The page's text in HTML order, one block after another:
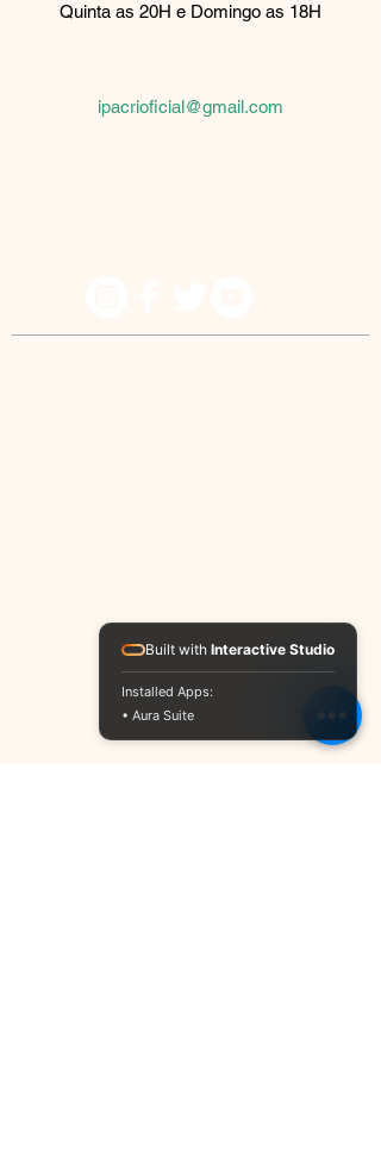
Quinta as 20H e Domingo as 18H
ipacrioficial@gmail.com
Built with Interactive Studio
Installed Apps:
• Aura Suite